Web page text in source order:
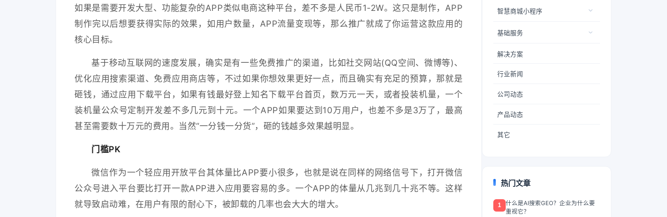
如果是需要开发大型、功能复杂的APP类似电商这种平台，差不多是人民币1-2W。这只是制作，APP
制作完以后想要获得实际的效果，如用户数量，APP流量变现等，那么推广就成了你运营这款应用的
核心目标。
基于移动互联网的速度发展，确实是有一些免费推广的渠道，比如社交网站(QQ空间、微博等)、
优化应用搜索渠道、免费应用商店等，不过如果你想效果更好一点，而且确实有充足的预算，那就是
砸钱，通过应用下载平台，如果有钱最好登上知名下载平台首页，数万元一天，或者投装机量，一个
装机量公众号定制开发差不多几元到十元。一个APP如果要达到10万用户，也差不多是3万了，最高
甚至需要数十万元的费用。当然“一分钱一分货”，砸的钱越多效果越明显。
门槛PK
微信作为一个轻应用开放平台其体量比APP要小很多，也就是说在同样的网络信号下，打开微信
公众号进入平台要比打开一款APP进入应用要容易的多。一个APP的体量从几兆到几十兆不等。这样
就导致启动难，在用户有限的耐心下，被卸载的几率也会大大的增大。
智慧商城小程序
基础服务
解决方案
行业新闻
公司动态
产品动态
其它
热门文章
1
什么是AI搜索GEO？企业为什么要
重视它？